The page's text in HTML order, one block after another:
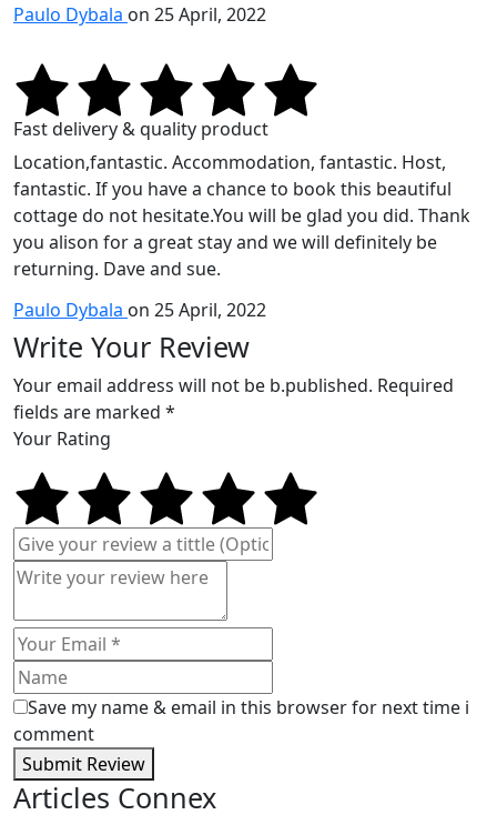
Paulo Dybala on 25 April, 2022
Fast delivery & quality product
Location,fantastic. Accommodation, fantastic. Host,
fantastic. If you have a chance to book this beautiful
cottage do not hesitate.You will be glad you did. Thank
you alison for a great stay and we will definitely be
returning. Dave and sue.
Paulo Dybala on 25 April, 2022
Write Your Review
Your email address will not be b.published. Required
fields are marked *
Your Rating
Save my name & email in this browser for next time i
comment
Submit Review
Articles Connex